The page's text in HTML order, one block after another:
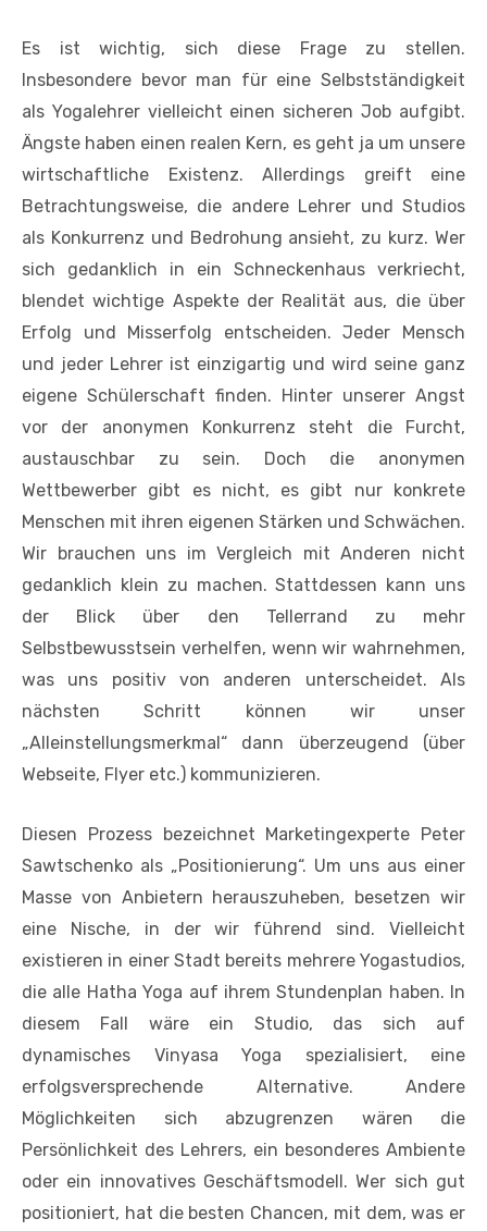
Es ist wichtig, sich diese Frage zu stellen.
Insbesondere bevor man für eine Selbstständigkeit
als Yogalehrer vielleicht einen sicheren Job aufgibt.
Ängste haben einen realen Kern, es geht ja um unsere
wirtschaftliche Existenz. Allerdings greift eine
Betrachtungsweise, die andere Lehrer und Studios
als Konkurrenz und Bedrohung ansieht, zu kurz. Wer
sich gedanklich in ein Schneckenhaus verkriecht,
blendet wichtige Aspekte der Realität aus, die über
Erfolg und Misserfolg entscheiden. Jeder Mensch
und jeder Lehrer ist einzigartig und wird seine ganz
eigene Schülerschaft finden. Hinter unserer Angst
vor der anonymen Konkurrenz steht die Furcht,
austauschbar zu sein. Doch die anonymen
Wettbewerber gibt es nicht, es gibt nur konkrete
Menschen mit ihren eigenen Stärken und Schwächen.
Wir brauchen uns im Vergleich mit Anderen nicht
gedanklich klein zu machen. Stattdessen kann uns
der Blick über den Tellerrand zu mehr
Selbstbewusstsein verhelfen, wenn wir wahrnehmen,
was uns positiv von anderen unterscheidet. Als
nächsten Schritt können wir unser
„Alleinstellungsmerkmal“ dann überzeugend (über
Webseite, Flyer etc.) kommunizieren.
Diesen Prozess bezeichnet Marketingexperte Peter
Sawtschenko als „Positionierung“. Um uns aus einer
Masse von Anbietern herauszuheben, besetzen wir
eine Nische, in der wir führend sind. Vielleicht
existieren in einer Stadt bereits mehrere Yogastudios,
die alle Hatha Yoga auf ihrem Stundenplan haben. In
diesem Fall wäre ein Studio, das sich auf
dynamisches Vinyasa Yoga spezialisiert, eine
erfolgsversprechende Alternative. Andere
Möglichkeiten sich abzugrenzen wären die
Persönlichkeit des Lehrers, ein besonderes Ambiente
oder ein innovatives Geschäftsmodell. Wer sich gut
positioniert, hat die besten Chancen, mit dem, was er